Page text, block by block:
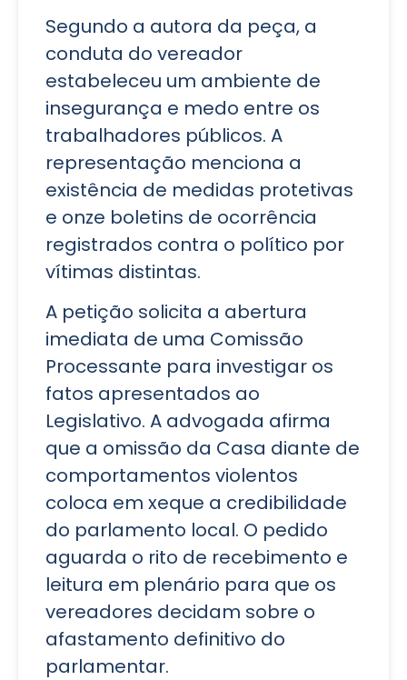
Segundo a autora da peça, a
conduta do vereador
estabeleceu um ambiente de
insegurança e medo entre os
trabalhadores públicos. A
representação menciona a
existência de medidas protetivas
e onze boletins de ocorrência
registrados contra o político por
vítimas distintas.
A petição solicita a abertura
imediata de uma Comissão
Processante para investigar os
fatos apresentados ao
Legislativo. A advogada afirma
que a omissão da Casa diante de
comportamentos violentos
coloca em xeque a credibilidade
do parlamento local. O pedido
aguarda o rito de recebimento e
leitura em plenário para que os
vereadores decidam sobre o
afastamento definitivo do
parlamentar.